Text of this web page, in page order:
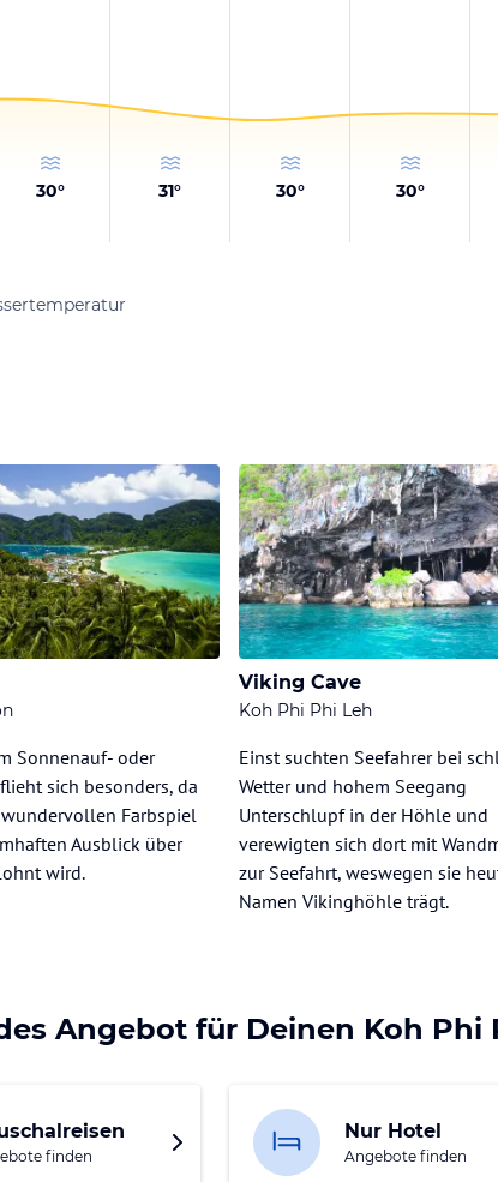
30° 31° 30° 30°
Sonnenauf- oder
sich besonders, da
Farbspiel
Ausblick über
wird.
Viking Cave
Koh Phi Phi Leh
Einst suchten Seefahrer bei
Wetter und hohem Seegang
Unterschlupf in der Höhle und
verewigten sich dort mit
zur Seefahrt, weswegen sie
Namen Vikinghöhle trägt.
Angebot für Deinen Koh Phi
finden
Nur Hotel
Angebote finden